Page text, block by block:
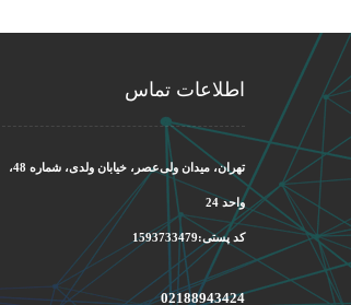
اطلاعات تماس
تهران، میدان ولی‌عصر، خیابان ولدی، شماره 48،
واحد 24
کد پستی:1593733479
02188943424